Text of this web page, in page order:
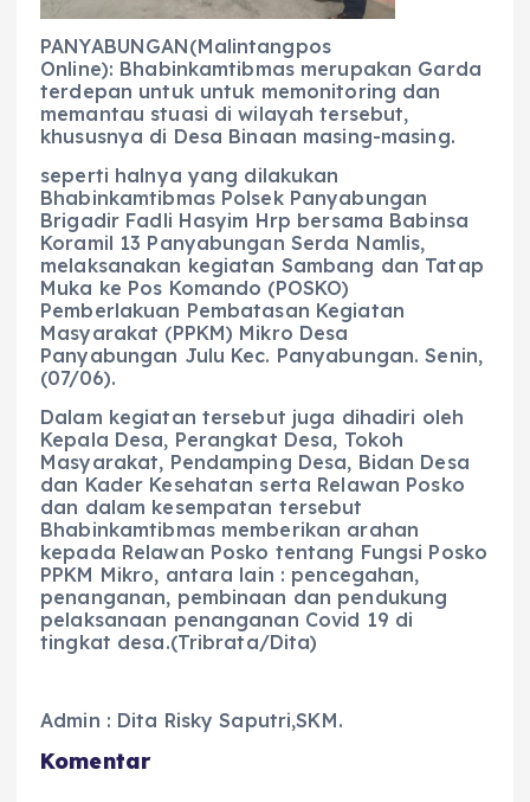
PANYABUNGAN(Malintangpos
Online): Bhabinkamtibmas merupakan Garda
terdepan untuk untuk memonitoring dan
memantau stuasi di wilayah tersebut,
khususnya di Desa Binaan masing-masing.
seperti halnya yang dilakukan
Bhabinkamtibmas Polsek Panyabungan
Brigadir Fadli Hasyim Hrp bersama Babinsa
Koramil 13 Panyabungan Serda Namlis,
melaksanakan kegiatan Sambang dan Tatap
Muka ke Pos Komando (POSKO)
Pemberlakuan Pembatasan Kegiatan
Masyarakat (PPKM) Mikro Desa
Panyabungan Julu Kec. Panyabungan. Senin,
(07/06).
Dalam kegiatan tersebut juga dihadiri oleh
Kepala Desa, Perangkat Desa, Tokoh
Masyarakat, Pendamping Desa, Bidan Desa
dan Kader Kesehatan serta Relawan Posko
dan dalam kesempatan tersebut
Bhabinkamtibmas memberikan arahan
kepada Relawan Posko tentang Fungsi Posko
PPKM Mikro, antara lain : pencegahan,
penanganan, pembinaan dan pendukung
pelaksanaan penanganan Covid 19 di
tingkat desa.(Tribrata/Dita)
Admin : Dita Risky Saputri,SKM.
Komentar